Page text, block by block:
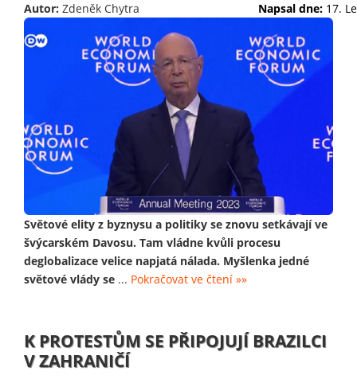
Autor: Zdeněk Chytra Napsal dne: 17.
Světové elity z byznysu a politiky se znovu setkávají ve
švýcarském Davosu. Tam vládne kvůli procesu
deglobalizace velice napjatá nálada. Myšlenka jedné
světové vlády se ... Pokračovat ve čtení »»
K PROTESTŮM SE PŘIPOJUJÍ BRAZILCI
V ZAHRANIČÍ